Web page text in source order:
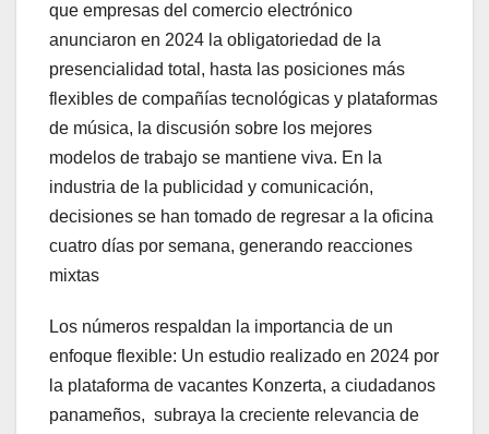
que empresas del comercio electrónico
anunciaron en 2024 la obligatoriedad de la
presencialidad total, hasta las posiciones más
flexibles de compañías tecnológicas y plataformas
de música, la discusión sobre los mejores
modelos de trabajo se mantiene viva. En la
industria de la publicidad y comunicación,
decisiones se han tomado de regresar a la oficina
cuatro días por semana, generando reacciones
mixtas
Los números respaldan la importancia de un
enfoque flexible: Un estudio realizado en 2024 por
la plataforma de vacantes Konzerta, a ciudadanos
panameños, subraya la creciente relevancia de